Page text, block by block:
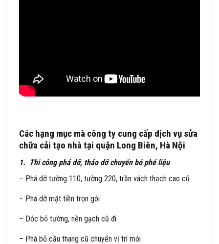
Các hạng mục mà công ty cung cấp dịch vụ sửa
chữa cải tạo nhà tại quận Long Biên, Hà Nội
1. Thi công phá dỡ, tháo dỡ chuyển bỏ phế liệu
– Phá dỡ tường 110, tường 220, trần vách thạch cao cũ
– Phá dỡ mặt tiền trọn gói
– Dóc bỏ tường, nền gạch cũ đi
– Phá bỏ cầu thang cũ chuyển vị trí mới